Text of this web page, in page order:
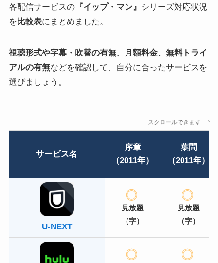
各配信サービスの『イップ・マン』 シリーズ対応状況
を 比較表にまとめました。
視聴形式や字幕・吹替の有無、月額料金、無料トライ
アルの有無などを確認して、自分に合ったサービスを
選びましょう。
スクロールできます
サービス名
序章
（2011年）
葉問
（2011年）
U-NEXT
見放題
（字）
見放題
（字）